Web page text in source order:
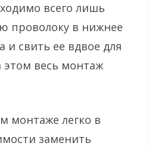
всего лишь
проволоку в нижнее
и свить ее вдвое для
этом весь монтаж
монтаже легко в
заменить